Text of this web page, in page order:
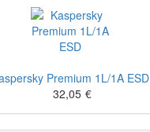
Premium 1L/1A ESD
32,05 €